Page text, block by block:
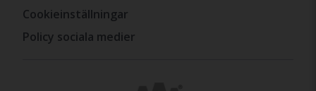
Cookieinställningar
Policy sociala medier